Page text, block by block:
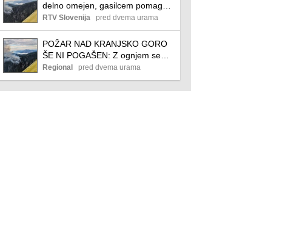
delno omejen, gasilcem pomagajo
tudi letala in helikopter
RTV Slovenija pred dvema urama
POŽAR NAD KRANJSKO GORO
ŠE NI POGAŠEN: Z ognjem se
borijo air tractorji in vojaški
helikopter (FOTO, VIDEO)
Regional pred dvema urama